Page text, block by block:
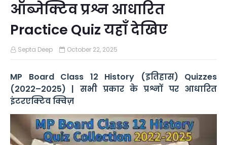
ऑब्जेक्टिव प्रश्न आधारित
Practice Quiz यहाँ देखिए
Septa Deep October 22, 2025
MP Board Class 12 History (इतिहास) Quizzes
(2022–2025) | सभी प्रकार के प्रश्नों पर आधारित
इंटरएक्टिव क्विज़